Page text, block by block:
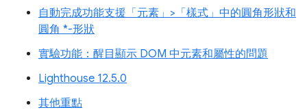
自動完成功能支援「元素」>「樣式」中的圓角形狀和
圓角 *-形狀
實驗功能：醒目顯示 DOM 中元素和屬性的問題
Lighthouse 12.5.0
其他重點